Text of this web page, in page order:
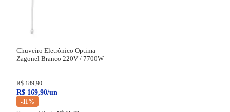
Chuveiro Eletrônico Optima
Zagonel Branco 220V / 7700W
R$ 189, 90
R$ 169,90/un
-11%